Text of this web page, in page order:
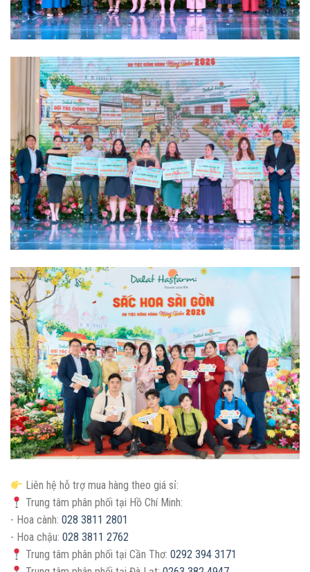
Liên hệ hỗ trợ mua hàng theo giá sỉ:
Trung tâm phân phối tại Hồ Chí Minh:
- Hoa cành: 028 3811 2801
- Hoa chậu: 028 3811 2762
Trung tâm phân phối tại Cần Thơ:0292 394 3171